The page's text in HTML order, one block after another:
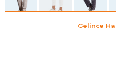
Gelince